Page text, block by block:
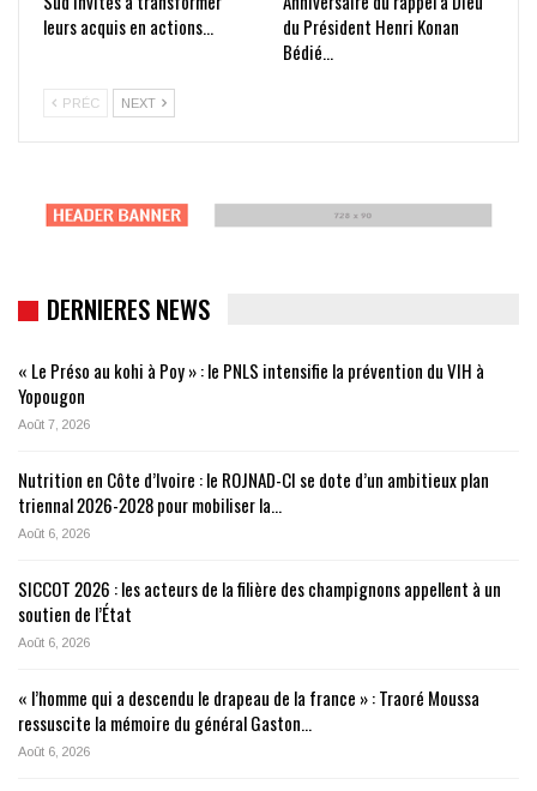
leurs acquis en actions…
du Président Henri Konan
Bédié…
PRÉC NEXT
DERNIERES NEWS
« Le Préso au kohi à Poy » : le PNLS intensifie la prévention du VIH à
Yopougon
Août 7, 2026
Nutrition en Côte d’Ivoire : le ROJNAD-CI se dote d’un ambitieux plan
triennal 2026-2028 pour mobiliser la…
Août 6, 2026
SICCOT 2026 : les acteurs de la filière des champignons appellent à un
soutien de l’État
Août 6, 2026
« l’homme qui a descendu le drapeau de la france » : Traoré Moussa
ressuscite la mémoire du général Gaston…
Août 6, 2026